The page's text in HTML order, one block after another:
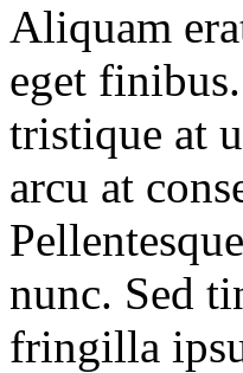
Aliquam
eget
tristique at
arcu at
nunc. Sed
fringilla